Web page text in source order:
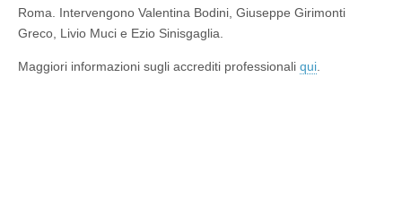
Roma. Intervengono Valentina Bodini, Giuseppe Girimonti
Greco, Livio Muci e Ezio Sinisgaglia.
Maggiori informazioni sugli accrediti professionali qui